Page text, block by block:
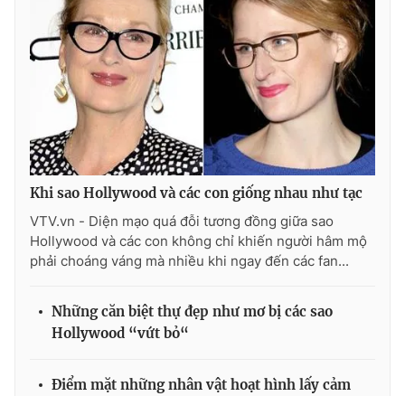
® Cấm sao chép dưới mọi hình thức nếu không có sự chấp
thuận bằng văn bản. Ghi rõ nguồn VTV.vn khi phát hành lại
thông tin từ website này.
Khi sao Hollywood và các con giống nhau như tạc
VTV.vn - Diện mạo quá đỗi tương đồng giữa sao
Hollywood và các con không chỉ khiến người hâm mộ
phải choáng váng mà nhiều khi ngay đến các fan...
Những căn biệt thự đẹp như mơ bị các sao
Hollywood “vứt bỏ“
Điểm mặt những nhân vật hoạt hình lấy cảm